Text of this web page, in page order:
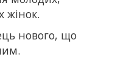
жінок.
нового, що